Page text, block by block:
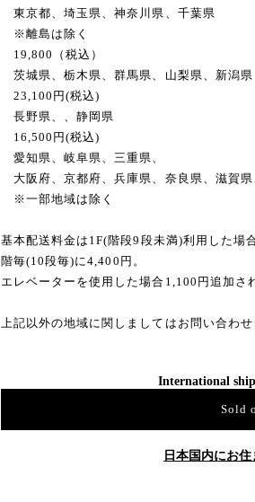
東京都、埼玉県、神奈川県、千葉県
※離島は除く
19,800（税込）
茨城県、栃木県、群馬県、山梨県、新潟県
23,100円(税込)
長野県、、静岡県
16,500円(税込)
愛知県、岐阜県、三重県、
大阪府、京都府、兵庫県、奈良県、滋
※一部地域は除く
基本配送料金は1F(階段9段未満)利用した場
階毎(10段毎)に4,400円。
エレベーターを使用した場合1,100円追加さ
上記以外の地域に関しましてはお問い合わせ
International
Sold
日本国内にお